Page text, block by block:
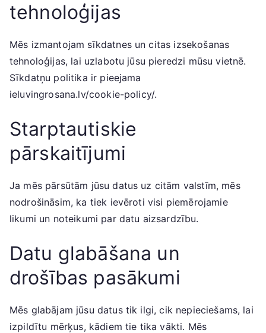
tehnoloģijas
Mēs izmantojam sīkdatnes un citas izsekošanas
tehnoloģijas, lai uzlabotu jūsu pieredzi mūsu vietnē.
Sīkdatņu politika ir pieejama
ieluvingrosana.lv/cookie-policy/.
Starptautiskie
pārskaitījumi
Ja mēs pārsūtām jūsu datus uz citām valstīm, mēs
nodrošināsim, ka tiek ievēroti visi piemērojamie
likumi un noteikumi par datu aizsardzību.
Datu glabāšana un
drošības pasākumi
Mēs glabājam jūsu datus tik ilgi, cik nepieciešams, lai
izpildītu mērķus, kādiem tie tika vākti. Mēs